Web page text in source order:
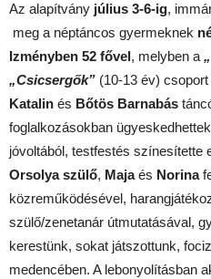
Az alapítvány július 3-6-ig,
meg a néptáncos gyermeknek
Izményben 52 fővel , melyben a
„Csicsergők” (10-13 év)
Katalin és Bőtös Barnabás
foglalkozásokban ügyeskedhettek
jóvoltából, testfestés színesítette
Orsolya szülő, Majaés Norina
közreműködésével,
szülő/zenetanár útmutatásával,
kerestünk, sokat játszottunk,
medencében. A lebonyolításban